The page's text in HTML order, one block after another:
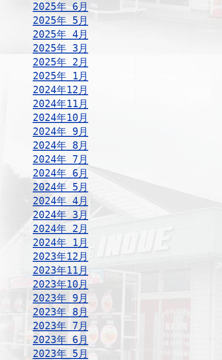
2025年 6月
2025年 5月
2025年 4月
2025年 3月
2025年 2月
2025年 1月
2024年12月
2024年11月
2024年10月
2024年 9月
2024年 8月
2024年 7月
2024年 6月
2024年 5月
2024年 4月
2024年 3月
2024年 2月
2024年 1月
2023年12月
2023年11月
2023年10月
2023年 9月
2023年 8月
2023年 7月
2023年 6月
2023年 5月